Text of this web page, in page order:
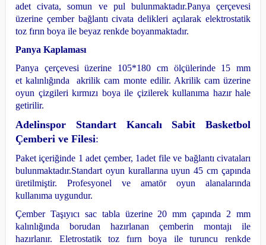
adet civata, somun ve pul bulunmaktadır.Panya çerçevesi
üzerine çember bağlantı civata delikleri açılarak elektrostatik
toz fırın boya ile beyaz renkde boyanmaktadır.
Panya Kaplaması
Panya çerçevesi üzerine 105*180 cm ölçülerinde 15 mm
et kalınlığında akrilik cam monte edilir. Akrilik cam üzerine
oyun çizgileri kırmızı boya ile çizilerek kullanıma hazır hale
getirilir.
Adelinspor Standart Kancalı Sabit Basketbol
Çemberi ve Filesi:
Paket içeriğinde 1 adet çember, 1adet file ve bağlantı civataları
bulunmaktadır.Standart oyun kurallarına uyun 45 cm çapında
üretilmiştir. Profesyonel ve amatör oyun alanalarında
kullanıma uygundur.
Çember Taşıyıcı sac tabla üzerine 20 mm çapında 2 mm
kalınlığında borudan hazırlanan çemberin montajı ile
hazırlanır. Eletrostatik toz fıırn boya ile turuncu renkde